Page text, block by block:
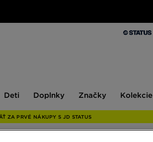
Deti Doplnky Značky Kolekcie
ZA PRVÉ NÁKUPY S JD STATUS